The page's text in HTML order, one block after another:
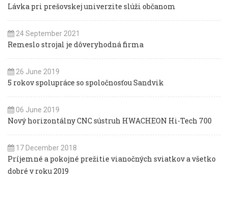
Lávka pri prešovskej univerzite slúži občanom
24 September 2021
Remeslo strojal je dôveryhodná firma
26 June 2019
5 rokov spolupráce so spoločnosťou Sandvik
06 June 2019
Nový horizontálny CNC sústruh HWACHEON Hi-Tech 700
17 December 2018
Príjemné a pokojné prežitie vianočných sviatkov a všetko
dobré v roku 2019